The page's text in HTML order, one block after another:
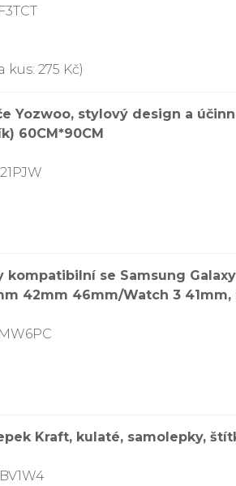
kus: 275 Kč)
Yozwoo, stylový design a
60CM*90CM
se Samsung
42mm 46mm/Watch 3
Kraft, kulaté, samolepky,